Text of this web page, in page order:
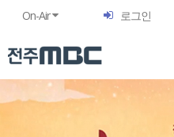
On-Air 로그인